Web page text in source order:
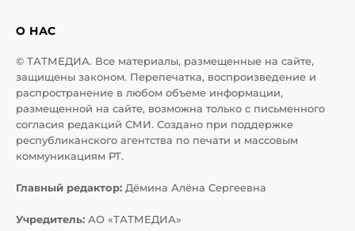
О НАС
© ТАТМЕДИА. Все материалы, размещенные на сайте,
защищены законом. Перепечатка, воспроизведение и
распространение в любом объеме информации,
размещенной на сайте, возможна только с письменного
согласия редакций СМИ. Создано при поддержке
республиканского агентства по печати и массовым
коммуникациям РТ.
Главный редактор: Дёмина Алёна Сергеевна
Учредитель: АО «ТАТМЕДИА»